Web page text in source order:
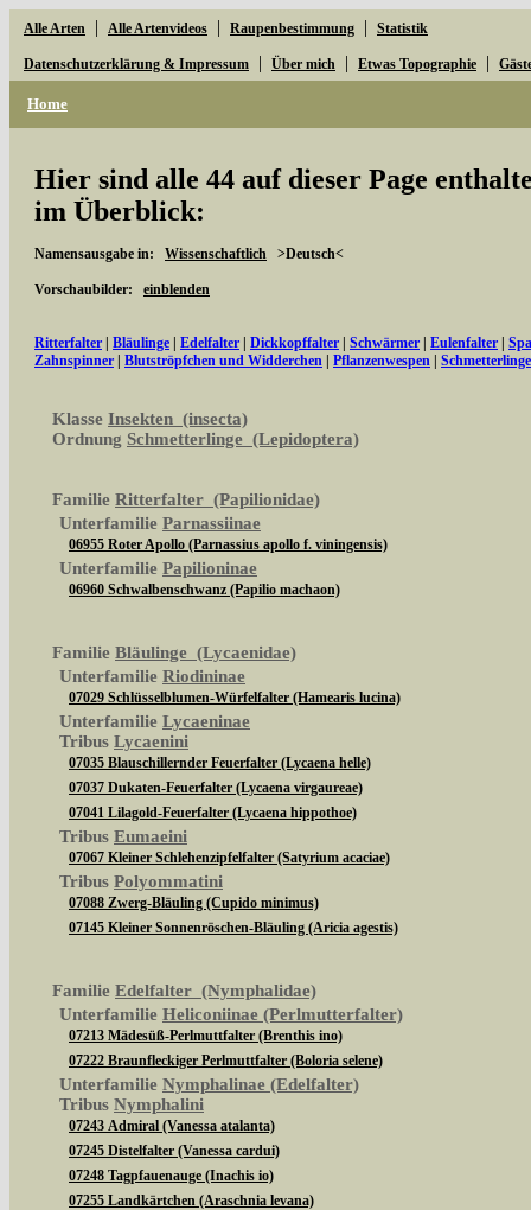
Alle Arten | Alle Artenvideos | Raupenbestimmung | Statistik
Datenschutzerklärung & Impressum | Über mich | Etwas Topographie |
Home
Hier sind alle 44 auf dieser Page
im Überblick:
Namensausgabe in: Wissenschaftlich >Deutsch<
Vorschaubilder: einblenden
Ritterfalter Bläulinge Edelfalter Dickkopffalter Schwärmer Eulenfalter
Zahnspinner
Blutströpfchen und Widderchen Pflanzenwespen
Klasse Insekten (insecta)
Ordnung Schmetterlinge (Lepidoptera)
Familie Ritterfalter (Papilionidae)
Unterfamilie Parnassiinae
06955 Roter Apollo (Parnassius apollo f. viningensis)
Unterfamilie Papilioninae
06960 Schwalbenschwanz (Papilio machaon)
Familie Bläulinge (Lycaenidae)
Unterfamilie Riodininae
07029 Schlüsselblumen-Würfelfalter (Hamearis lucina)
Unterfamilie Lycaeninae
Tribus Lycaenini
07035 Blauschillernder Feuerfalter (Lycaena helle)
07037 Dukaten-Feuerfalter (Lycaena virgaureae)
07041 Lilagold-Feuerfalter (Lycaena hippothoe)
Tribus Eumaeini
07067 Kleiner Schlehenzipfelfalter (Satyrium acaciae)
Tribus Polyommatini
07088 Zwerg-Bläuling (Cupido minimus)
07145 Kleiner Sonnenröschen-Bläuling (Aricia agestis)
Familie Edelfalter (Nymphalidae)
Unterfamilie Heliconiinae (Perlmutterfalter)
07213 Mädesüß-Perlmuttfalter (Brenthis ino)
07222 Braunfleckiger Perlmuttfalter (Boloria selene)
Unterfamilie Nymphalinae (Edelfalter)
Tribus Nymphalini
07243 Admiral (Vanessa atalanta)
07245 Distelfalter (Vanessa cardui)
07248 Tagpfauenauge (Inachis io)
07255 Landkärtchen (Araschnia levana)